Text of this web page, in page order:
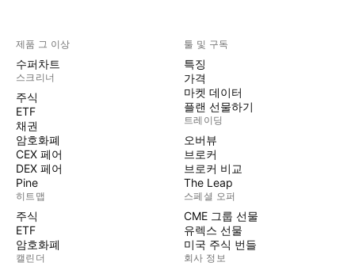
제품 그 이상
수퍼차트
스크리너
주식
ETF
채권
암호화폐
CEX 페어
DEX 페어
Pine
히트맵
주식
ETF
암호화폐
캘린더
툴 및 구독
특징
가격
마켓 데이터
플랜 선물하기
트레이딩
오버뷰
브로커
브로커 비교
The Leap
스페셜 오퍼
CME 그룹 선물
유렉스 선물
미국 주식 번들
회사 정보